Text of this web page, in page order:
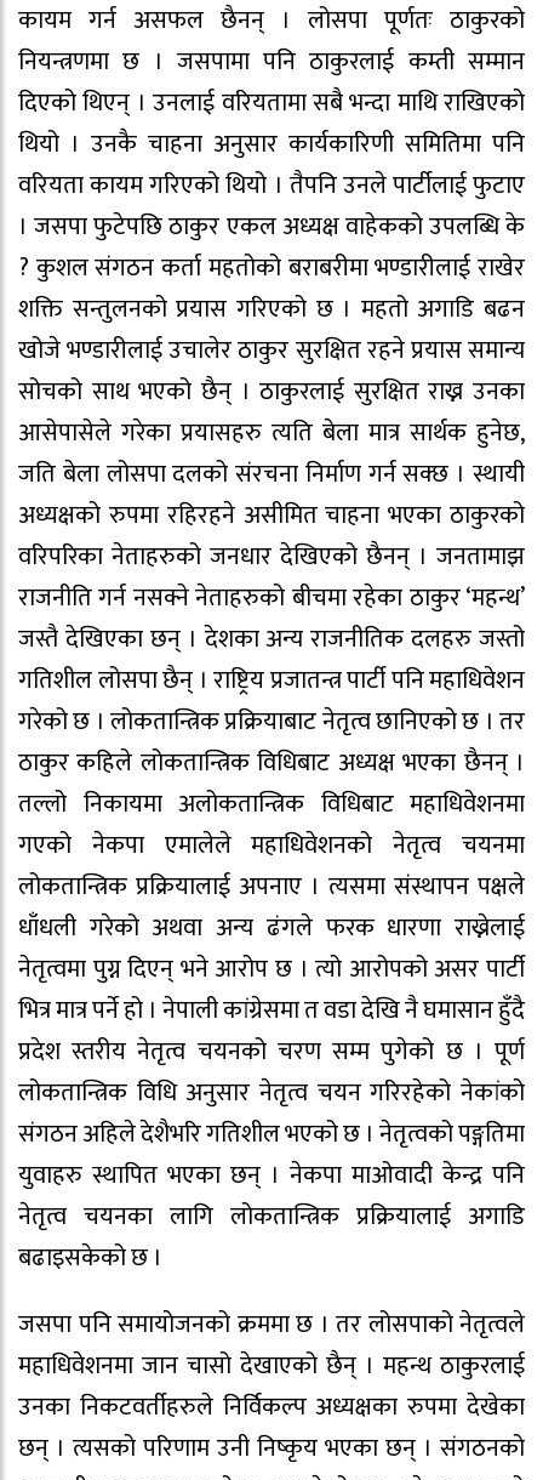
कायम गर्न असफल छैनन् । लोसपा पूर्णतः ठाकुरको
नियन्त्रणमा छ । जसपामा पनि ठाकुरलाई कम्ती सम्मान
दिएको थिएन् । उनलाई वरियतामा सबै भन्दा माथि राखिएको
थियो । उनकै चाहना अनुसार कार्यकारिणी समितिमा पनि
वरियता कायम गरिएको थियो । तैपनि उनले पार्टीलाई फुटाए
। जसपा फुटेपछि ठाकुर एकल अध्यक्ष वाहेकको उपलब्धि के
? कुशल संगठन कर्ता महतोको बराबरीमा भण्डारीलाई राखेर
शक्ति सन्तुलनको प्रयास गरिएको छ । महतो अगाडि बढन
खोजे भण्डारीलाई उचालेर ठाकुर सुरक्षित रहने प्रयास समान्य
सोचको साथ भएको छैन् । ठाकुरलाई सुरक्षित राख्न उनका
आसेपासेले गरेका प्रयासहरु त्यति बेला मात्र सार्थक हुनेछ,
जति बेला लोसपा दलको संरचना निर्माण गर्न सक्छ । स्थायी
अध्यक्षको रुपमा रहिरहने असीमित चाहना भएका ठाकुरको
वरिपरिका नेताहरुको जनधार देखिएको छैनन् । जनतामाझ
राजनीति गर्न नसक्ने नेताहरुको बीचमा रहेका ठाकुर ‘महन्थ’
जस्तै देखिएका छन् । देशका अन्य राजनीतिक दलहरु जस्तो
गतिशील लोसपा छैन् । राष्ट्रिय प्रजातन्त्र पार्टी पनि महाधिवेशन
गरेको छ । लोकतान्त्रिक प्रक्रियाबाट नेतृत्व छानिएको छ । तर
ठाकुर कहिले लोकतान्त्रिक विधिबाट अध्यक्ष भएका छैनन् ।
तल्लो निकायमा अलोकतान्त्रिक विधिबाट महाधिवेशनमा
गएको नेकपा एमालेले महाधिवेशनको नेतृत्व चयनमा
लोकतान्त्रिक प्रक्रियालाई अपनाए । त्यसमा संस्थापन पक्षले
धाँधली गरेको अथवा अन्य ढंगले फरक धारणा राख्नेलाई
नेतृत्वमा पुग्न दिएन् भने आरोप छ । त्यो आरोपको असर पार्टी
भित्र मात्र पर्ने हो । नेपाली कांग्रेसमा त वडा देखि नै घमासान हुँदै
प्रदेश स्तरीय नेतृत्व चयनको चरण सम्म पुगेको छ । पूर्ण
लोकतान्त्रिक विधि अनुसार नेतृत्व चयन गरिरहेको नेकांको
संगठन अहिले देशैभरि गतिशील भएको छ । नेतृत्वको पङ्गतिमा
युवाहरु स्थापित भएका छन् । नेकपा माओवादी केन्द्र पनि
नेतृत्व चयनका लागि लोकतान्त्रिक प्रक्रियालाई अगाडि
बढाइसकेको छ ।
जसपा पनि समायोजनको क्रममा छ । तर लोसपाको नेतृत्वले
महाधिवेशनमा जान चासो देखाएको छैन् । महन्थ ठाकुरलाई
उनका निकटवर्तीहरुले निर्विकल्प अध्यक्षका रुपमा देखेका
छन् । त्यसको परिणाम उनी निष्कृय भएका छन् । संगठनको